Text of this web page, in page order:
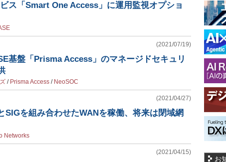
ス「Smart One Access」に運用監視オプショ
(2021/07/19)
基盤「Prisma Access」のマネージドセキュリ
/ Prisma Access / NeoSOC
(2021/04/27)
SIGを組み合わせたWANを稼働、将来は閉域網
Networks
(2021/04/15)
お